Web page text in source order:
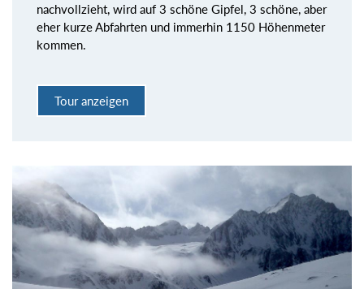
nachvollzieht, wird auf 3 schöne Gipfel, 3 schöne, aber
eher kurze Abfahrten und immerhin 1150 Höhenmeter
kommen.
Tour anzeigen